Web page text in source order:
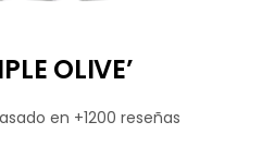
OLIVE’
en +1200 reseñas